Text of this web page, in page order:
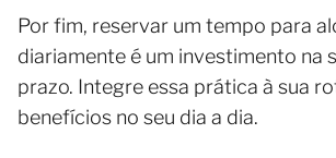
Por fim, reservar um tempo para
diariamente é um investimento na
prazo. Integre essa prática à sua
benefícios no seu dia a dia.